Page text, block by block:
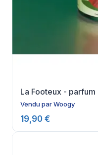
La Footeux -
Vendu parWoogy
19,90 €